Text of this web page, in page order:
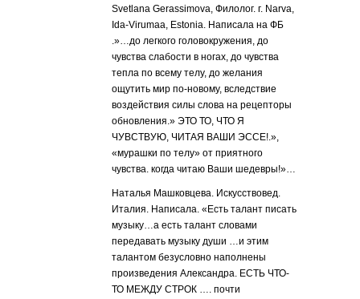
Svetlana Gerassimova, Филолог. г. Narva,
Ida-Virumaa, Estonia. Написала на ФБ
.»…до легкого головокружения, до
чувства слабости в ногах, до чувства
тепла по всему телу, до желания
ощутить мир по-новому, вследствие
воздействия силы слова на рецепторы
обновления.» ЭТО ТО, ЧТО Я
ЧУВСТВУЮ, ЧИТАЯ ВАШИ ЭССЕ!.»,
«мурашки по телу» от приятного
чувства. когда читаю Ваши шедевры!»…
Наталья Машковцева. Искусствовед.
Италия. Написала. «Есть талант писать
музыку…а есть талант словами
передавать музыку души …и этим
талантом безусловно наполнены
произведения Александра. ЕСТЬ ЧТО-
ТО МЕЖДУ СТРОК …. почти